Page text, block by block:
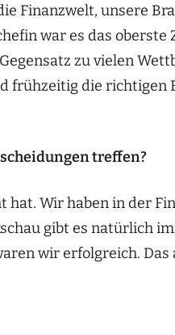
Finanzwelt, unsere
war es das oberste
zu vielen
frühzeitig die richtigen
treffen?
hat. Wir haben in der
gibt es natürlich
wir erfolgreich.